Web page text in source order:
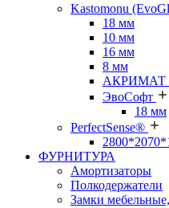
Kastomonu
18 мм
10 мм
16 мм
8 мм
АКРИМАТ
ЭвоСофт
18 мм
PerfectSense®
ФУРНИТУРА
Амортизаторы
Полкодержатели
Замки